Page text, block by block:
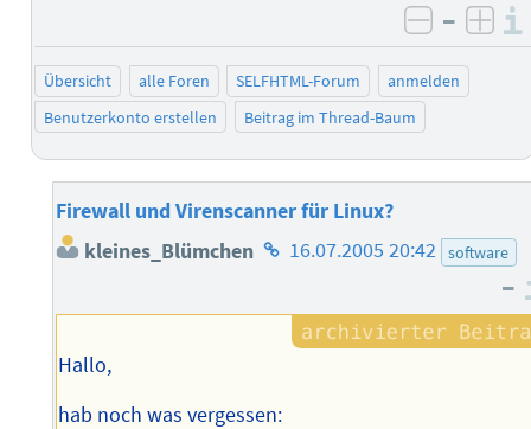
negativ
–
Übersicht alle Foren SELFHTML-Forum
anmelden
Benutzerkonto erstellen
Beitrag im Thread-Baum
Firewall und Virenscanner für Linux?
kleines_Blümchen Homepage
Autors
16.07.2005 20:42 software
–
Hallo,
hab noch was vergessen: